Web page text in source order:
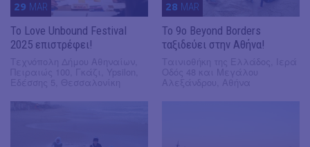
29 MAR
Το Love Unbound Festival
2025 επιστρέφει!
28 MAR
Το 9ο Beyond Borders
ταξιδεύει στην Αθήνα!